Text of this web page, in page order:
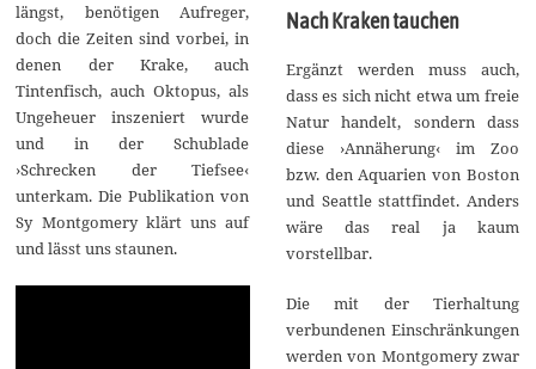
längst, benötigen Aufreger,
doch die Zeiten sind vorbei, in
denen der Krake, auch
Tintenfisch, auch Oktopus, als
Ungeheuer inszeniert wurde
und in der Schublade
›Schrecken der Tiefsee‹
unterkam. Die Publikation von
Sy Montgomery klärt uns auf
und lässt uns staunen.
Nach Kraken tauchen
Ergänzt werden muss auch,
dass es sich nicht etwa um freie
Natur handelt, sondern dass
diese ›Annäherung‹ im Zoo
bzw. den Aquarien von Boston
und Seattle stattfindet. Anders
wäre das real ja kaum
vorstellbar.
Die mit der Tierhaltung
verbundenen Einschränkungen
werden von Montgomery zwar